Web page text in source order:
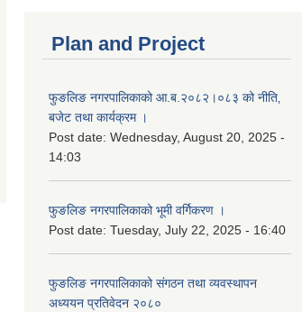
Plan and Project
फुङलिङ नगरपालिकाको आ.ब.२०८२।०८३ को नीति‚
बजेट तथा कार्यक्रम ।
Post date: Wednesday, August 20, 2025 -
14:03
फुङलिङ नगरपालिकाको भूमी वर्गिकरण ।
Post date: Tuesday, July 22, 2025 - 16:40
फुङलिङ नगरपालिकाको संगठन तथा व्यवस्थापन
अध्ययन प्रतिवेदन २०८०